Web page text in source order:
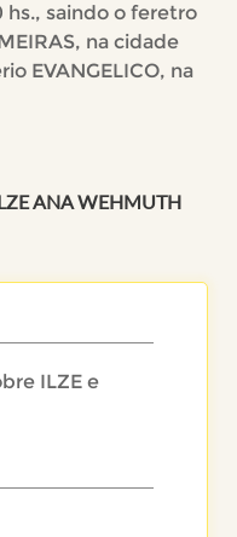
hs., saindo o feretro
na cidade
EVANGELICO, na
ANA WEHMUTH